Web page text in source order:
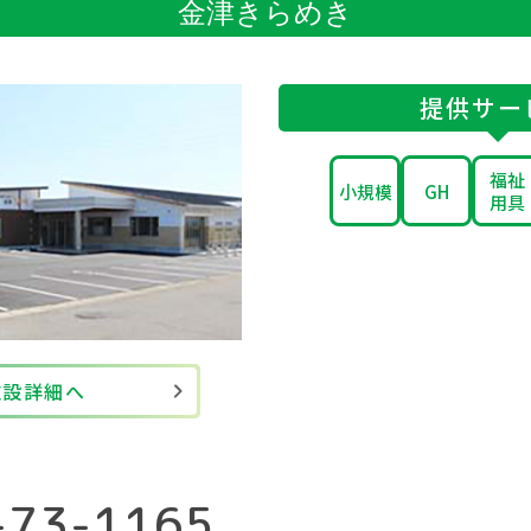
金津きらめき
詳細へ
提供サー
小規模 GH
福祉
用具